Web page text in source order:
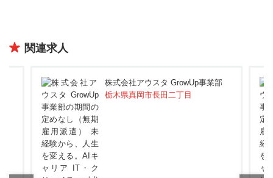
関連求人
株式会社アウスタ GrowUp事業部
栃木県真岡市長田二丁目